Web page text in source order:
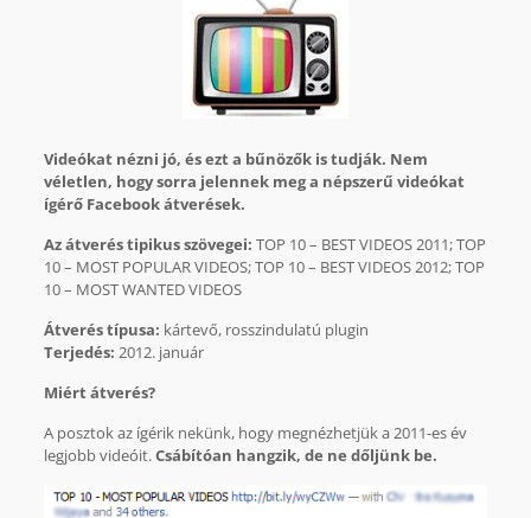
Videókat nézni jó, és ezt a bűnözők is tudják. Nem
véletlen, hogy sorra jelennek meg a népszerű videókat
ígérő Facebook átverések.
Az átverés tipikus szövegei: TOP 10 – BEST VIDEOS 2011; TOP
10 – MOST POPULAR VIDEOS; TOP 10 – BEST VIDEOS 2012; TOP
10 – MOST WANTED VIDEOS
Átverés típusa: kártevő, rosszindulatú plugin
Terjedés: 2012. január
Miért átverés?
A posztok az ígérik nekünk, hogy megnézhetjük a 2011-es év
legjobb videóit.Csábítóan hangzik, de ne dőljünk be.